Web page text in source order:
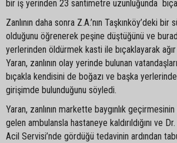
bir iş yerinden 23 santimetre uzunluğunda bıçak
Zanlının daha sonra Z.A.’nın Taşkınköy’deki
olduğunu öğrenerek peşine düştüğünü ve
yerlerinden öldürmek kasti ile bıçaklayarak ağır
Yaran, zanlının olay yerinde bulunan
bıçakla kendisini de boğazı ve başka
girişimde bulunduğunu söyledi.
Yaran, zanlının markette baygınlık
gelen ambulansla hastaneye kaldırıldığını ve
Acil Servisi’nde gördüğü tedavinin ardından